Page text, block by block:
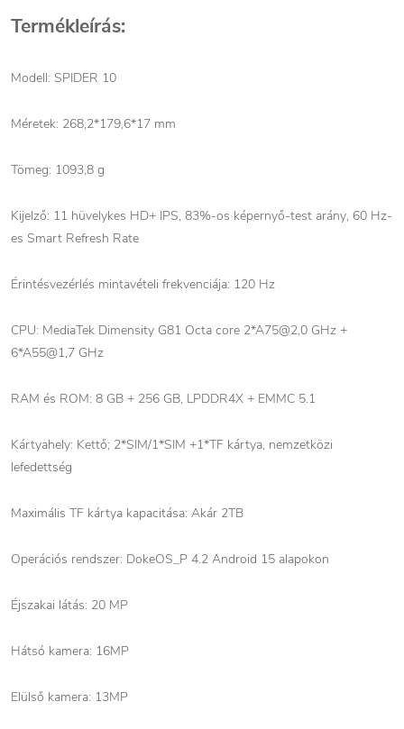
Termékleírás:
Modell: SPIDER 10
Méretek: 268,2*179,6*17 mm
Tömeg: 1093,8 g
Kijelző: 11 hüvelykes HD+ IPS, 83%-os képernyő-test arány, 60 Hz-
es Smart Refresh Rate
Érintésvezérlés mintavételi frekvenciája: 120 Hz
CPU: MediaTek Dimensity G81 Octa core 2*A75@2,0 GHz +
6*A55@1,7 GHz
RAM és ROM: 8 GB + 256 GB, LPDDR4X + EMMC 5.1
Kártyahely: Kettő; 2*SIM/1*SIM +1*TF kártya, nemzetközi
lefedettség
Maximális TF kártya kapacitása: Akár 2TB
Operációs rendszer: DokeOS_P 4.2 Android 15 alapokon
Éjszakai látás: 20 MP
Hátsó kamera: 16MP
Elülső kamera: 13MP